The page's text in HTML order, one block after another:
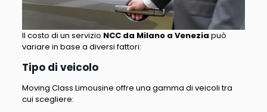
Il costo di un servizio NCC da Milano a Venezia può
variare in base a diversi fattori:
Tipo di veicolo
Moving Class Limousine offre una gamma di veicoli tra
cui scegliere: